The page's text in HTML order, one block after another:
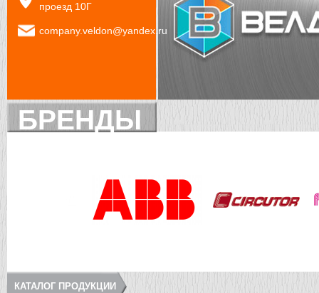
проезд 10Г
company.veldon@yandex.ru
БРЕНДЫ
КАТАЛОГ ПРОДУКЦИИ